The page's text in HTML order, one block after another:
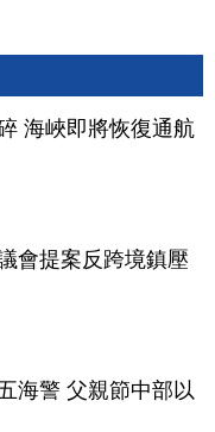
海峽即將恢復通航
會提案反跨境鎮壓
海警 父親節中部以